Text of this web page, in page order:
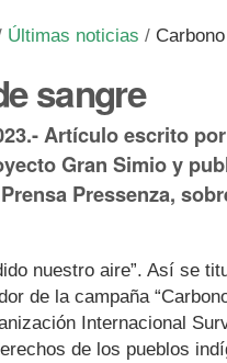
Últimas noticias /
sangre
Artículo escrito
Gran Simio y
Pressenza,
nuestro aire”. Así se
de la campaña
Internacional
de los pueblos